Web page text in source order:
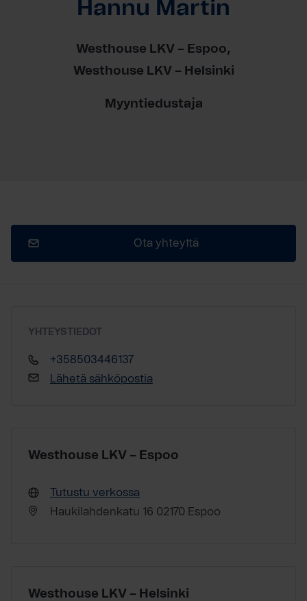
Hannu Martin
Westhouse LKV – Espoo
Westhouse LKV – Helsinki
Myyntiedustaja
Ota yhteyttä
YHTEYSTIEDOT
+358503446137
Lähetä sähköpostia
Westhouse LKV – Espoo
Tutustu verkossa
Haukilahdenkatu 16 02170 Espoo
Westhouse LKV – Helsinki